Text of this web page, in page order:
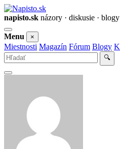
napisto.sk názory · diskusie ·
Otvoriť
menu
Menu ×
Miestnosti Magazín Fórum Blogy
Vyhľadať
🔍